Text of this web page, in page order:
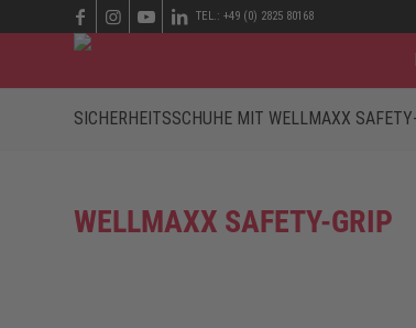
TEL.: +49 (0) 2825 80168
SICHERHEITSSCHUHE MIT WELLMAXX
WELLMAXX SAFETY-GRIP